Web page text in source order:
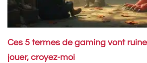
Ces 5 termes de gaming vont
jouer, croyez-moi